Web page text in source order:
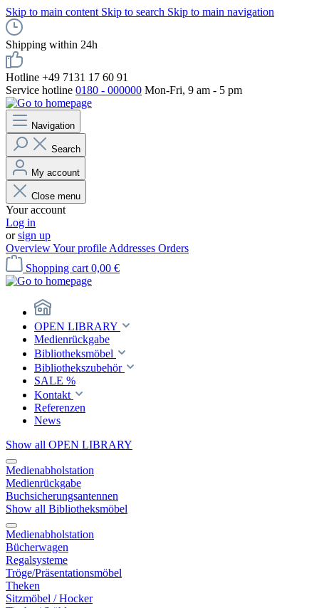
Skip to main content Skip to search Skip to main navigation
Shipping within 24h
Hotline +49 7131 17 60 91
Service hotline 0180 - 000000 Mon-Fri, 9 am - 5 pm
Navigation
Search
My account
Close menu
Your account
Log in
orsign up
OverviewYour profile Addresses Orders
Shopping cart 0,00 €
OPEN LIBRARY
Medienrückgabe
Bibliotheksmöbel
Bibliothekszubehör
SALE %
Kontakt
Referenzen
News
Show all OPEN LIBRARY
Medienabholstation
Medienrückgabe
Buchsicherungsantennen
Show all Bibliotheksmöbel
Medienabholstation
Bücherwagen
Regalsysteme
Tröge/Präsentationsmöbel
Theken
Sitzmöbel / Hocker